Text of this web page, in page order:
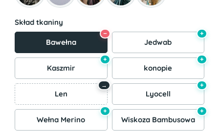
Skład tkaniny
Bawełna
−
Jedwab
+
Kaszmir
+
konopie
+
Len
→
Lyocell
+
Wełna Merino
+
Wiskoza Bambusowa
+